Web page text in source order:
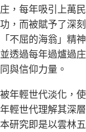
，每年吸引上萬民
，而被賦予了深刻
不屈的海翁」精神
透過每年過爐過庄
與信仰力量。
年輕世代淡化，使
輕世代理解其深層
研究即是以雲林五